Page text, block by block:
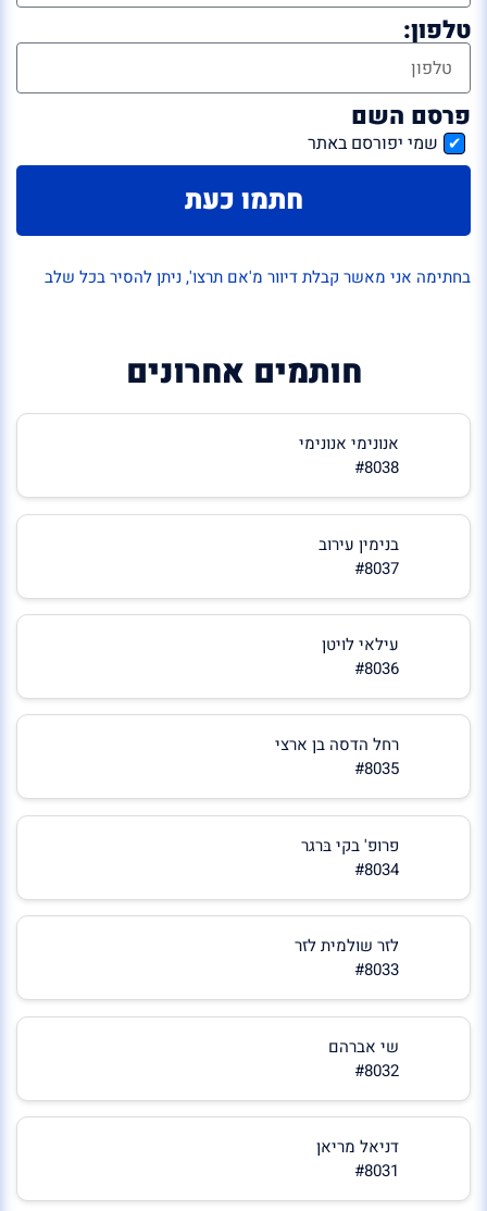
טלפון:
פרסם השם
שמי יפורסם באתר
חתמו כעת
בחתימה אני מאשר קבלת דיוור מ'אם תרצו', ניתן להסיר בכל שלב
חותמים אחרונים
אנונימי אנונימי
#8038
בנימין עירוב
#8037
עילאי לויטן
#8036
רחל הדסה בן ארצי
#8035
פרופ' בקי בּרגר
#8034
לזר שולמית לזר
#8033
שי אברהם
#8032
דניאל מריאן
#8031